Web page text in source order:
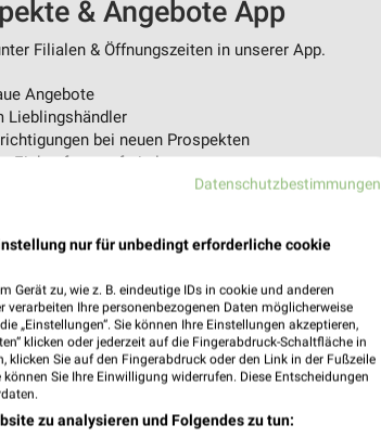
& Angebote App
Filialen & Öffnungszeiten in unserer App.
Angebote
Lieblingshändler
bei neuen Prospekten
Einkauf stressfrei planen
Datenschutzbestimmungen
nur für unbedingt erforderliche cookie
zu, wie z. B. eindeutige IDs in cookie und anderen
verarbeiten Ihre personenbezogenen Daten möglicherweise
„Einstellungen“. Sie können Ihre Einstellungen akzeptieren,
klicken oder jederzeit auf die Fingerabdruck-Schaltfläche in
Sie auf den Fingerabdruck oder den Link in der Fußzeile
Sie Ihre Einwilligung widerrufen. Diese Entscheidungen
zu analysieren und Folgendes zu tun: